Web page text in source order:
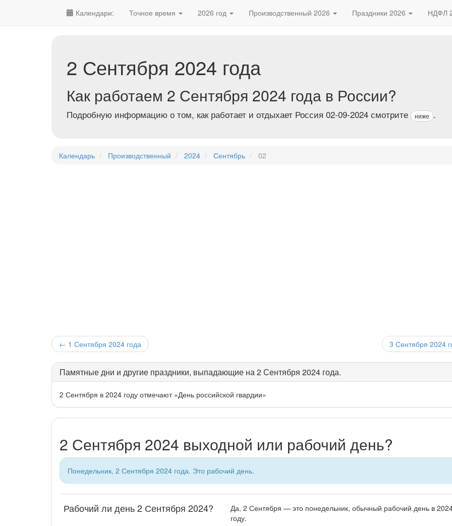
Календари: Точное время 2026 год Производственный 2026 Праздники 2026 НДФЛ
2 Сентября 2024 года
Как работаем 2 Сентября 2024 года в России?
Подробную информацию о том, как работает и отдыхает Россия 02-09-2024 смотрите ниже .
Календарь Производственный 2024 Сентябрь 02
← 1 Сентября 2024 года 3 Сентября 2024
Памятные дни и другие праздники, выпадающие на 2 Сентября 2024 года.
2 Сентября в 2024 году отмечают «День российской гвардии»
2 Сентября 2024 выходной или рабочий день?
Понедельник, 2 Сентября 2024 года. Это рабочий день.
Рабочий ли день 2 Сентября 2024?
Да, 2 Сентября — это понедельник, обычный рабочий день в
году.